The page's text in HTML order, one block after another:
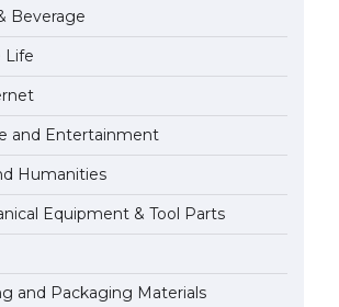
April 21, 2022
The Truth About Getting a
Student Visa for the USA
Beverage
Life
and Entertainment
Humanities
Equipment & Tool Parts
and Packaging Materials